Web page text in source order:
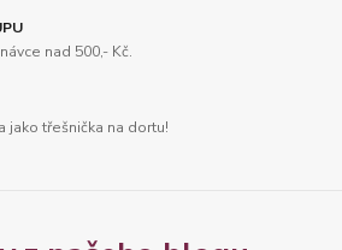
nad 500,- Kč.
jako třešnička na dortu!